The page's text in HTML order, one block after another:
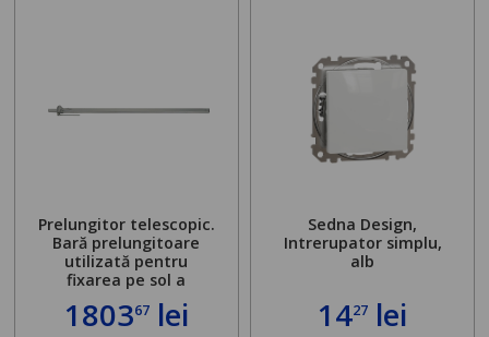
Prelungitor telescopic.
Bară prelungitoare
utilizată pentru
fixarea pe sol a
standului mașinii de
găurit în locul
180367lei
Sedna Design,
Intrerupator simplu,
alb
1427 lei